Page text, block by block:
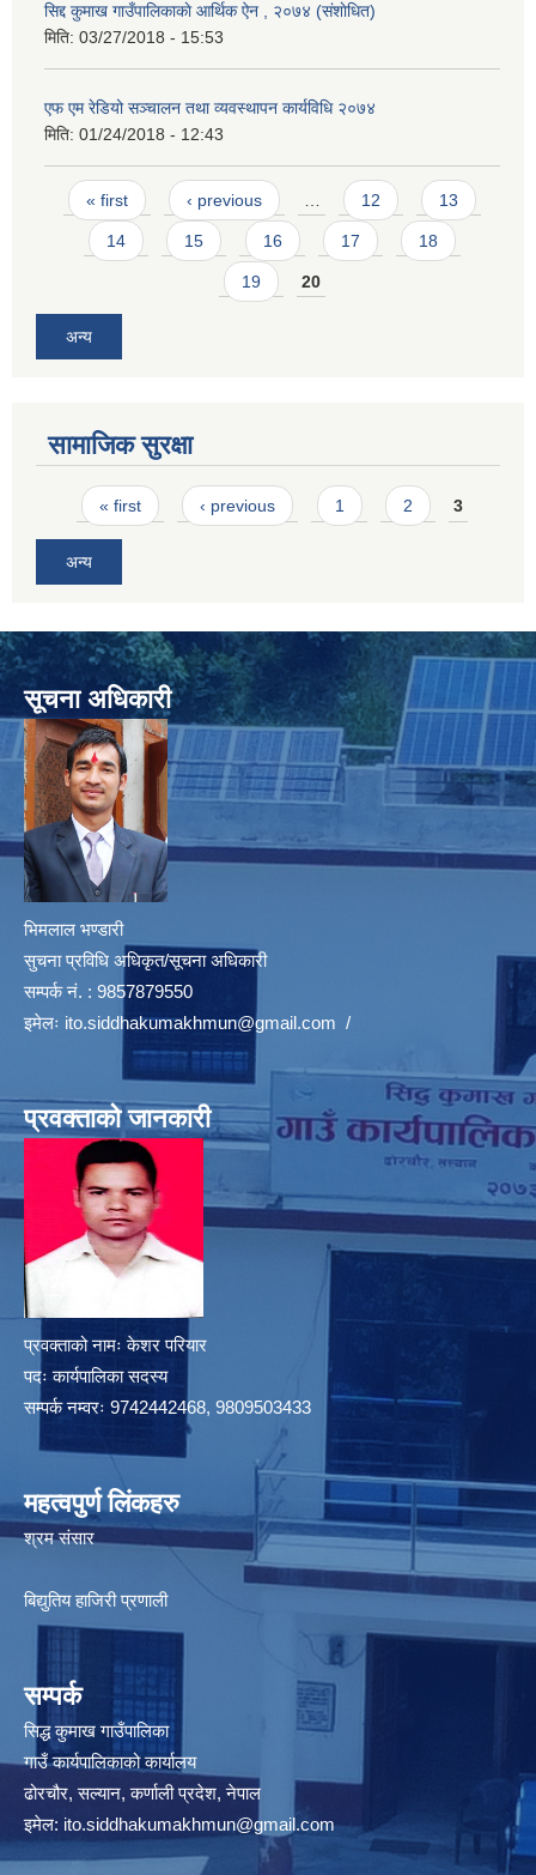
सिद्द कुमाख गाउँपालिकाकाे आर्थिक ऐन , २०७४ (संशाेधित)
मिति: 03/27/2018 - 15:53
एफ एम रेडियो सञ्चालन तथा व्यवस्थापन कार्यविधि २०७४
मिति: 01/24/2018 - 12:43
Pages
« first ‹ previous 12 13
14 15 16 17 18
19 20
अन्य
सामाजिक सुरक्षा
Pages
« first ‹ previous 1 2 3
अन्य
सूचना अधिकारी
भिमलाल भण्डारी
सुचना प्रविधि अधिकृत/सूचना अधिकारी
सम्पर्क नं. : 9857879550
इमेलः ito.siddhakumakhmun@gmail.com /
प्रवक्ताको जानकारी
प्रवक्ताको नामः केशर परियार
पदः कार्यपालिका सदस्य
सम्पर्क नम्वरः 9742442468, 9809503433
महत्वपुर्ण लिंकहरु
श्रम संसार
बिद्युतिय हाजिरी प्रणाली
सम्पर्क
सिद्ध कुमाख गाउँपालिका
गाउँ कार्यपालिकाको कार्यालय
ढोरचौर, सल्यान, कर्णाली प्रदेश, नेपाल
इमेल: ito.siddhakumakhmun@gmail.com